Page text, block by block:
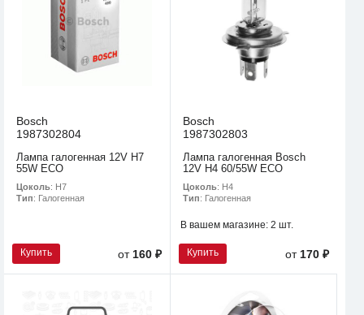
Bosch
1987302804
Лампа галогенная 12V H7
55W ECO
Цоколь: H7
Тип: Галогенная
Купить от160 ₽
Bosch
1987302803
Лампа галогенная Bosch
12V H4 60/55W ECO
Цоколь: H4
Тип: Галогенная
В вашем магазине: 2 шт.
Купить от170 ₽